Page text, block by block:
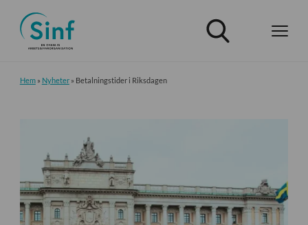
Hem» Nyheter» Betalningstider i Riksdagen